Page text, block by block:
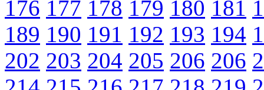
176 177 178 179 180 181
189 190 191 192 193 194
202 203 204 205 206 206